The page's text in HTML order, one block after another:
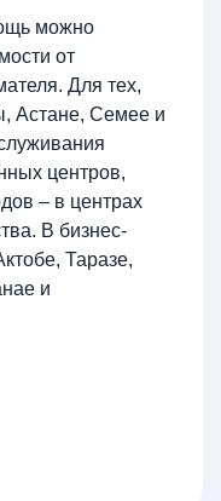
можно
от
Для тех,
Астане, Семее и
центров,
– в центрах
В бизнес-
Таразе,
и